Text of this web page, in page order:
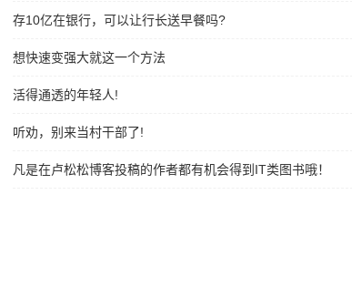
存10亿在银行，可以让行长送早餐吗?
想快速变强大就这一个方法
活得通透的年轻人!
听劝，别来当村干部了!
凡是在卢松松博客投稿的作者都有机会得到IT类图书哦！